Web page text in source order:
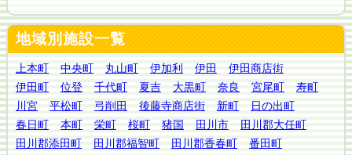
地域別施設一覧
上本町 中央町 丸山町 伊加利 伊田
伊田商店街
伊田町
位登 千代町 夏吉 大黒町 奈良 宮尾町
寿町
川宮
平松町 弓削田 後藤寺商店街 新町
日の出町
春日町
本町 栄町 桜町 猪国 田川市
田川郡大任町
田川郡添田町
田川郡福智町 田川郡香春町
番田町